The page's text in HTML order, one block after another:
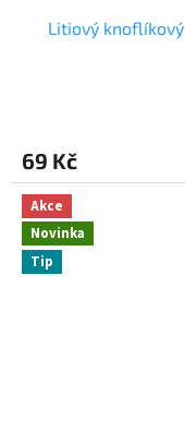
Litiový
69 Kč
Akce
Novinka
Tip